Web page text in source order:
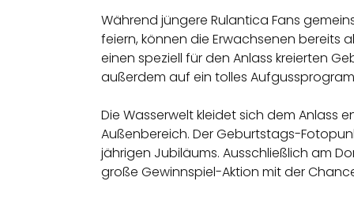
Während jüngere Rulantica Fans
feiern, können die Erwachsenen bereits
einen speziell für den Anlass kreierten
außerdem auf ein tolles
Die Wasserwelt kleidet sich dem
Außenbereich. Der Geburtstags-
jährigen Jubiläums. Ausschließlich am
große Gewinnspiel-Aktion mit der